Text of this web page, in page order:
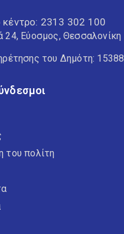
2313 302 100
Εύοσμος, Θεσσαλονίκη
του Δημότη: 15388
του πολίτη